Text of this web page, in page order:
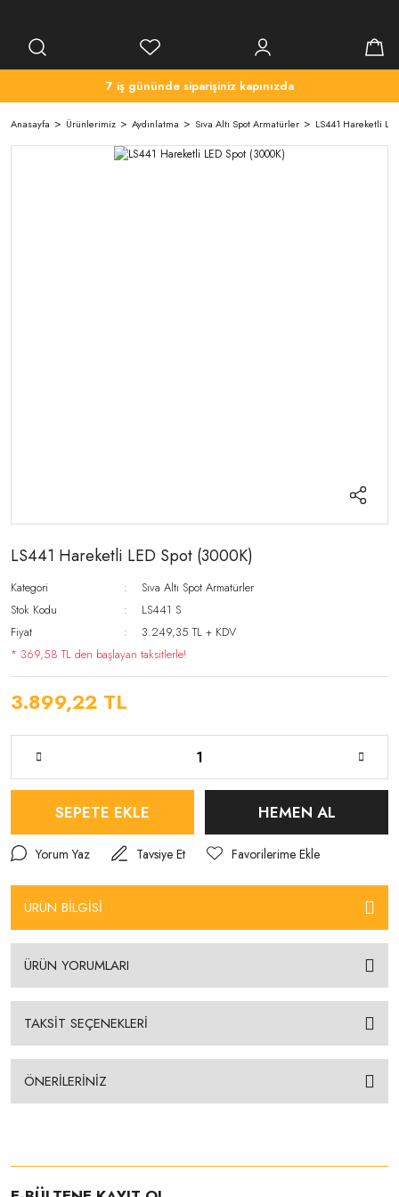
7 iş gününde siparişiniz kapınızda
Anasayfa Ürünlerimiz Aydınlatma Sıva Altı Spot Armatürler LS441 Hareketli
LS441 Hareketli LED Spot (3000K)
Kategori
Sıva Altı Spot Armatürler
Stok Kodu
LS441 S
Fiyat
3.249,35 TL + KDV
* 369,58 TL den başlayan taksitlerle!
3.899,22 TL
SEPETE EKLE HEMEN AL
Yorum Yaz Tavsiye Et
ÜRÜN BİLGİSİ
ÜRÜN YORUMLARI
TAKSİT SEÇENEKLERİ
ÖNERİLERİNİZ